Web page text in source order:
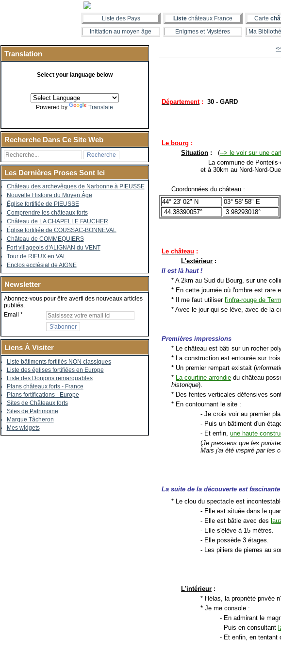
Liste des Pays Liste châteaux France Carte
Initiation au moyen âge
Enigmes et Mystères Ma
Translation
Select your language below
Powered by Translate
Recherche Dans Ce Site Web
Les Dernières Proses Sont Ici
Château des archevêques de Narbonne à PIEUSSE
Nouvelle Histoire du Moyen Âge
Église fortifiée de PIEUSSE
Comprendre les châteaux forts
Château de LA CHAPELLE FAUCHER
Église fortifiée de COUSSAC-BONNEVAL
Château de COMMEQUIERS
Fort villageois d'ALIGNAN du VENT
Tour de RIEUX en VAL
Enclos ecclésial de AIGNE
Newsletter
Abonnez-vous pour être averti des nouveaux articles
publiés.
Email
Liens À Visiter
Liste bâtiments fortifiés NON classiques
Liste des églises fortifiées en Europe
Liste des Donjons remarquables
Plans châteaux forts - France
Plans fortifications - Europe
Sites de Châteaux forts
Sites de Patrimoine
Marque Tâcheron
Mes widgets
Département : 30 - GARD
Le bourg :
Situation : (--> le voir sur une
La commune de Ponteils-
et à 30km au Nord-Nord-
Coordonnées du château :
44° 23' 02" N
03° 58' 58" E
44.38390057°
3.98293018°
Le château :
L'extérieur :
Il est là haut !
* A 2km au Sud du Bourg, sur une
* En cette journée où l'ombre est rare
* Il me faut utiliser l'infra-rouge de
* Avec le jour qui se lève, avec de la
Premières impressions
* Le château est bâti sur un rocher
* La construction est entourée sur
* Un premier rempart existait (
*
La courtine arrondie du château
historique).
* Des fentes verticales défensives
* En contournant le site :
- Je crois voir au premier
- Puis un bâtiment d'un
- Et enfin,une haute
(Je pressens que les
Mais j'ai été inspiré par les
La suite de la découverte est fascinante
* Le clou du spectacle est
- Elle est située dans le
- Elle est bâtie avec des
- Elle s'élève à 15 mètres.
- Elle possède 3 étages.
- Les piliers de pierres au
L'intérieur :
* Hélas, la propriété privée
* Je me console :
- En admirant le
- Puis en consultant
- Et enfin, en tentant